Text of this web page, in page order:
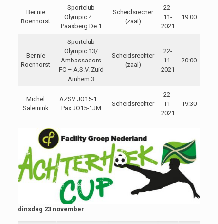
Bennie
Roenhorst
Sportclub
Olympic 4 –
Paasberg De 1
Scheidsrecher
(zaal)
22-
11-
2021
19:00
Bennie
Roenhorst
Sportclub
Olympic 13/
Ambassadors
FC – A.S.V. Zuid
Arnhem 3
Scheidsrechter
(zaal)
22-
11-
2021
20:00
Michel
Salemink
AZSV JO15-1 –
Pax JO15-1JM
Scheidsrechter
22-
11-
2021
19:30
dinsdag 23 november